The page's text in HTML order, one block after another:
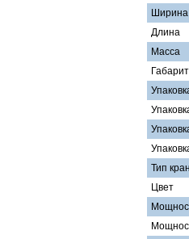
Ширина
Длина
Масса
Тип
Цвет